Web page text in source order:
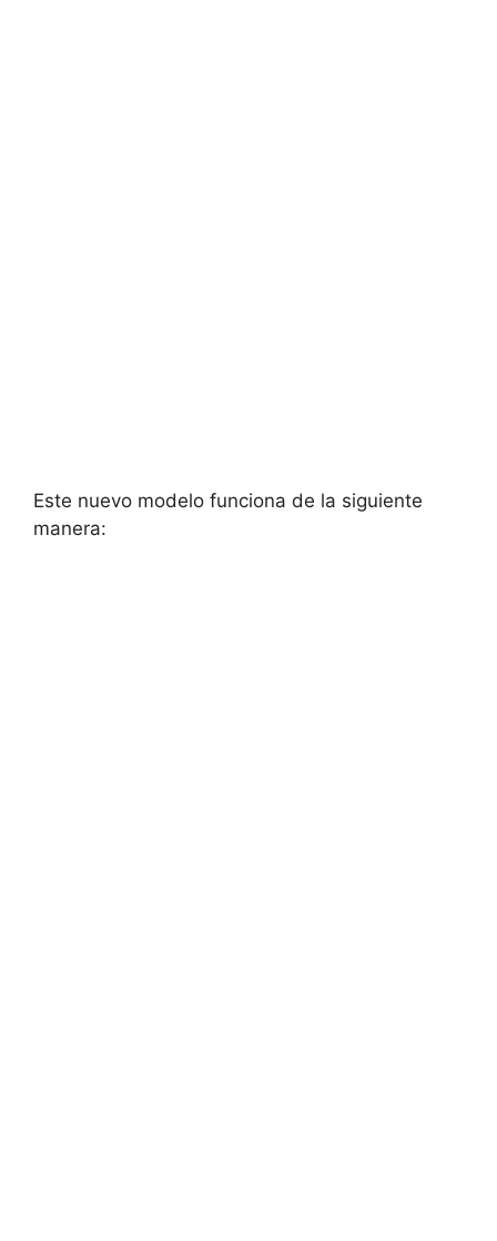
Este nuevo modelo funciona de la siguiente
manera: